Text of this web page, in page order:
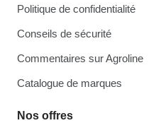
Politique de confidentialité
Conseils de sécurité
Commentaires sur Agroline
Catalogue de marques
Nos offres